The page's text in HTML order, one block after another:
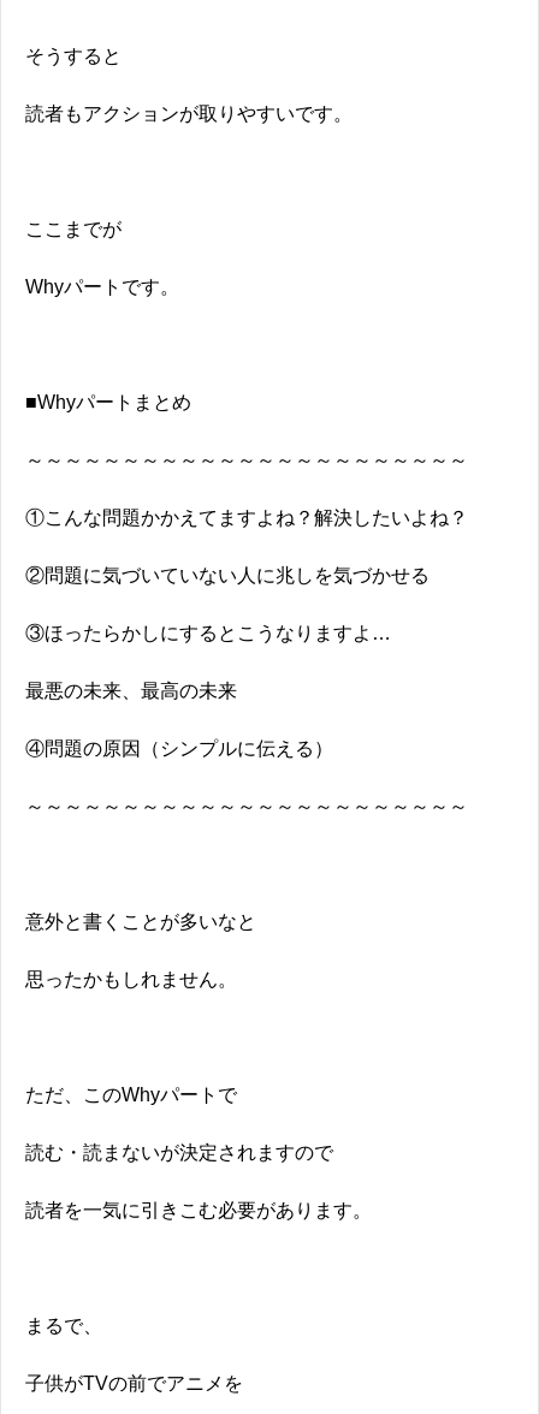
そうすると
読者もアクションが取りやすいです。
ここまでが
Whyパートです。
■Whyパートまとめ
～～～～～～～～～～～～～～～～～～～～～～～
①こんな問題かかえてますよね？解決したいよね？
②問題に気づいていない人に兆しを気づかせる
③ほったらかしにするとこうなりますよ…
最悪の未来、最高の未来
④問題の原因（シンプルに伝える）
～～～～～～～～～～～～～～～～～～～～～～～
意外と書くことが多いなと
思ったかもしれません。
ただ、このWhyパートで
読む・読まないが決定されますので
読者を一気に引きこむ必要があります。
まるで、
子供がTVの前でアニメを